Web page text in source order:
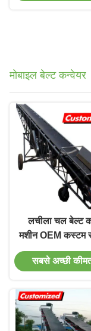
मोबाइल बेल्ट कन्वेयर
लचीला चल बेल्ट
मशीन OEM कस्टम
ऊंचाई बेल्ट के
सबसे अच्छी